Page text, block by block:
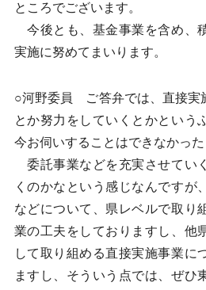
ところでございます。
今後とも、基金事業を含め、
実施に努めてまいります。
○河野委員 ご答弁では、直接実
とか努力をしていくとかという
今お伺いすることはできなかった
委託事業などを充実させてい
くのかなという感じなんですが
などについて、県レベルで取り
業の工夫をしておりますし、他
して取り組める直接実施事業に
ますし、そういう点では、ぜひ